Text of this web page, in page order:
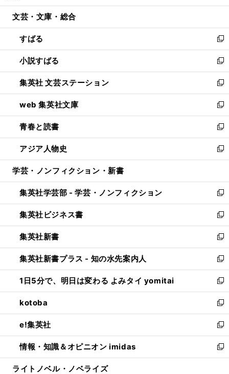
開
ウ
開
く
ン
ウ
で
開
く
ウ
ン
ド
ウ
で
開
く
文芸・文庫・総合
すばる
新
し
い
ウ
ィ
ン
ド
ウ
で
開
く
小説すばる
新
し
い
ウ
ィ
ン
ド
ウ
で
開
集英社 文芸ステーション
新
し
い
ウ
ィ
ン
ド
ウ
開
く
web 集英社文庫
新
し
い
ウ
ィ
ン
ウ
で
開
く
青春と読書
新
し
い
ウ
ン
ド
ウ
で
開
く
アジア人物史
新
し
ウ
ィ
ン
ド
ウ
で
開
く
学芸・ノンフィクション・新書
集英社学芸部 - 学芸・ノンフィクション
新
し
い
ウ
ィ
ン
ド
ウ
で
開
く
集英社ビジネス書
新
し
い
ウ
ィ
ン
ド
ウ
で
開
く
集英社新書
新
し
い
ウ
ィ
ン
ド
ウ
で
開
く
集英社新書プラス - 知の水先案内人
新
し
い
ウ
ィ
ン
ド
ウ
で
開
1日5分で、明日は変わる よみタイ yomitai
新
し
い
ウ
ィ
ン
ド
ウ
kotoba
新
し
い
ウ
ィ
ン
e!集英社
新
し
い
ウ
情報・知識＆オピニオン imidas
新
し
ライトノベル・ノベライズ